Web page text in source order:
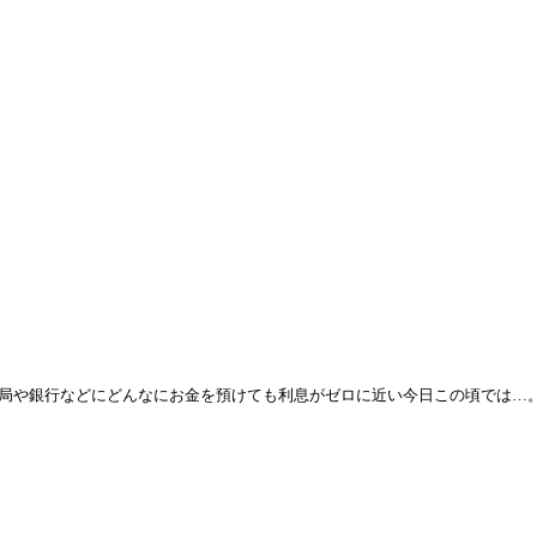
や銀行などにどんなにお金を預けても利息がゼロに近い今日この頃では…